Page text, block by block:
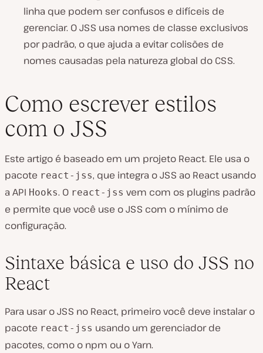
linha que podem ser confusos e difíceis de
gerenciar. O JSS usa nomes de classe exclusivos
por padrão, o que ajuda a evitar colisões de
nomes causadas pela natureza global do CSS.
Como escrever estilos
com o JSS
Este artigo é baseado em um projeto React. Ele usa o
pacote react-jss, que integra o JSS ao React usando
a API Hooks. O react-jss vem com os plugins padrão
e permite que você use o JSS com o mínimo de
configuração.
Sintaxe básica e uso do JSS no
React
Para usar o JSS no React, primeiro você deve instalar o
pacote react-jss usando um gerenciador de
pacotes, como o npm ou o Yarn.